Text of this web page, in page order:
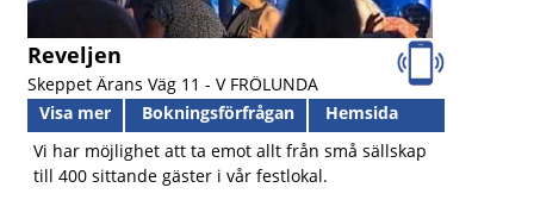
Reveljen
Skeppet Ärans Väg 11 - V FRÖLUNDA
Visa mer
Bokningsförfrågan
Hemsida
Vi har möjlighet att ta emot allt från små sällskap
till 400 sittande gäster i vår festlokal.